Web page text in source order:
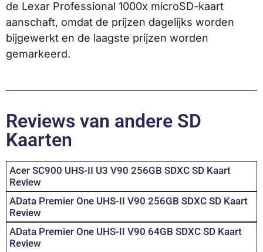
de Lexar Professional 1000x microSD-kaart
aanschaft, omdat de prijzen dagelijks worden
bijgewerkt en de laagste prijzen worden
gemarkeerd.
Reviews van andere SD
Kaarten
Acer SC900 UHS-II U3 V90 256GB SDXC SD Kaart
Review
AData Premier One UHS-II V90 256GB SDXC SD Kaart
Review
AData Premier One UHS-II V90 64GB SDXC SD Kaart
Review